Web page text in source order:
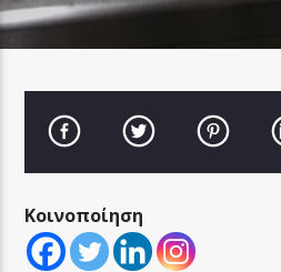
LA FAMIGLIA ΝΗΣΙΩΤΙΚΑ
Κοινοποίηση